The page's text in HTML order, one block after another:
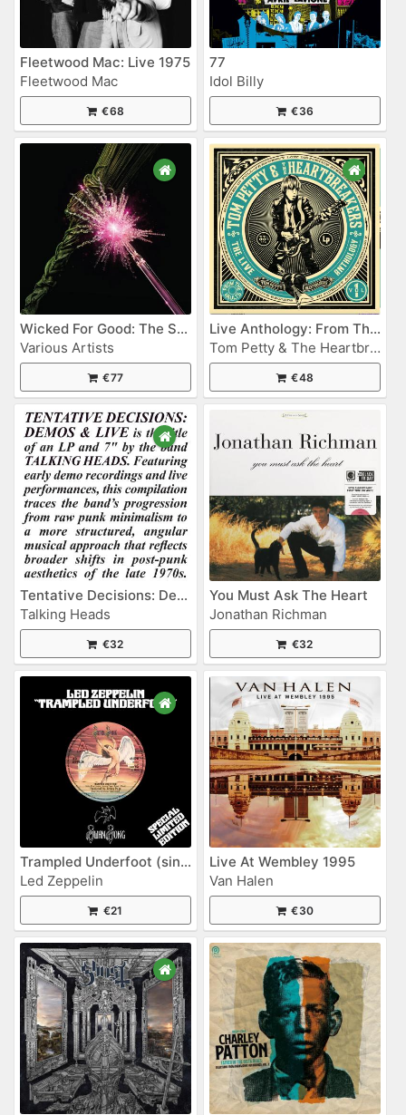
Fleetwood Mac: Live 1975
Fleetwood Mac
€68
77
Idol Billy
€36
Wicked For Good: The Soundtrack
Various Artists
€77
Live Anthology: From The Vaults Vol. 1
Tom Petty & The Heartbreakers
€48
Tentative Decisions: Demos & Live
Talking Heads
€32
You Must Ask The Heart
Jonathan Richman
€32
Trampled Underfoot (single)
Led Zeppelin
€21
Live At Wembley 1995
Van Halen
€30